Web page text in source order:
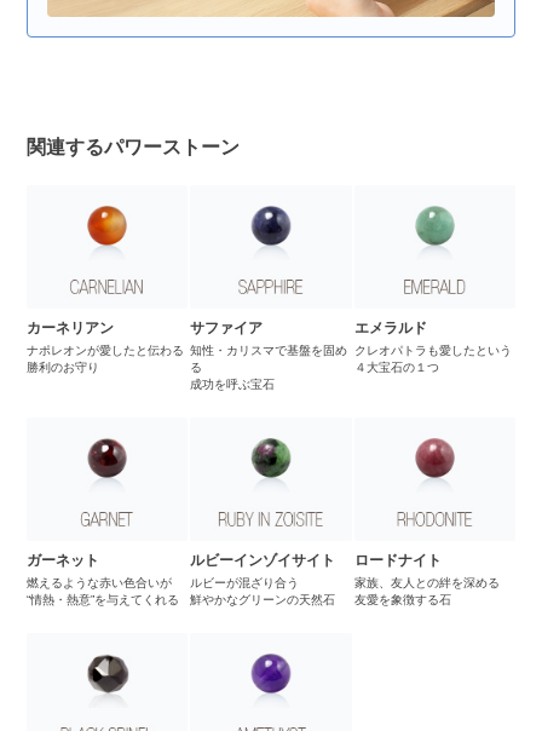
関連するパワーストーン
カーネリアン
ナポレオンが愛したと伝わる
勝利のお守り
サファイア
知性・カリスマで基盤を固め
る
成功を呼ぶ宝石
エメラルド
クレオパトラも愛したという
４大宝石の１つ
ガーネット
燃えるような赤い色合いが
“情熱・熱意”を与えてくれる
ルビーインゾイサイト
ルビーが混ざり合う
鮮やかなグリーンの天然石
ロードナイト
家族、友人との絆を深める
友愛を象徴する石